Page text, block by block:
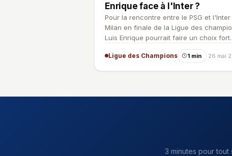
Enrique face à l'Inter ?
Pour la rencontre entre le PSG et l'Inter
Milan en finale de la Ligue des
Luis Enrique pourrait faire un choix fort
Ligue des Champions 1 min 26 mai
3 minutes pour tout